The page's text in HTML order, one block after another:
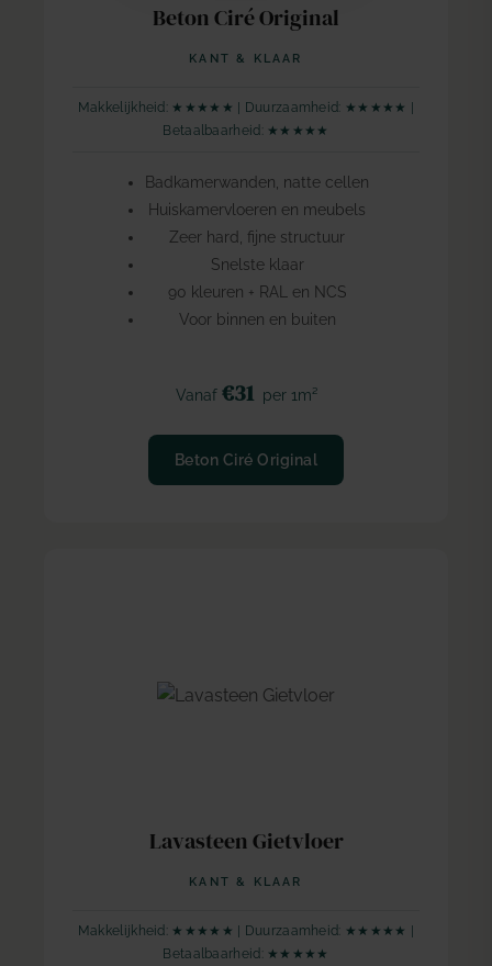
Beton Ciré Original
KANT & KLAAR
Makkelijkheid: ★★★★★ | Duurzaamheid: ★★★★★ |
Betaalbaarheid: ★★★★★
Badkamerwanden, natte cellen
Huiskamervloeren en meubels
Zeer hard, fijne structuur
Snelste klaar
90 kleuren + RAL en NCS
Voor binnen en buiten
Vanaf €31 per 1m²
Beton Ciré Original
Lavasteen Gietvloer
KANT & KLAAR
Makkelijkheid: ★★★★★ | Duurzaamheid: ★★★★★ |
Betaalbaarheid: ★★★★★